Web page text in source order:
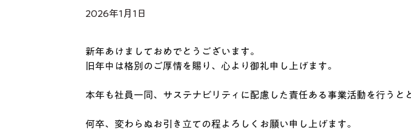
2026年1月1日
新年あけましておめでとうございます。
旧年中は格別のご厚情を賜り、心より御礼申し上げます。
本年も社員一同、サステナビリティに配慮した責任ある事業活動を⾏うと
何卒、変わらぬお引き立ての程よろしくお願い申し上げます。